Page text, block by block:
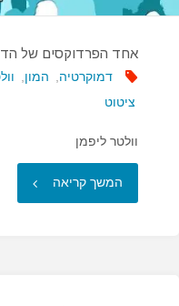
אחד הפרדוקסים של
דמוקרטיה, המון,
ציטוט
וולטר ליפמן
המשך קריאה "אחד